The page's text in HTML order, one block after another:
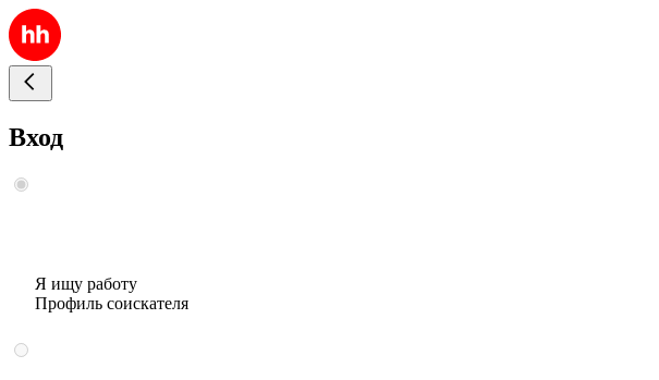
Вход
Я ищу работу
Профиль соискателя